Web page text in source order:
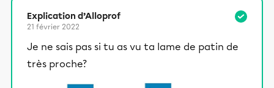
Explication d’Alloprof
21 février 2022
Je ne sais pas si tu as vu ta lame de patin de
très proche?